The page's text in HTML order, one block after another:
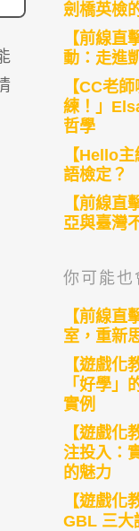
劍橋英檢
【前線直
動：走進
【CC老
練！」
哲學
【Hello
語檢定？
【前線直
亞與臺灣
你可能也
【前線直
室，重新
【遊戲化
「好學」
實例
【遊戲化
注投入：
的魅力
【遊戲化
GBL 三大